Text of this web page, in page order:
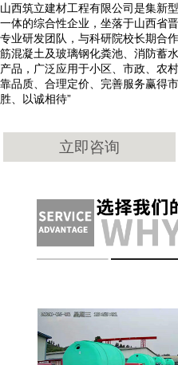
山西筑立建材工程有限公司是集新
一体的综合性企业，坐落于山西省
专业研发团队，与科研院校长期合
筋混凝土及玻璃钢化粪池、消防蓄
产品，广泛应用于小区、市政、农
靠品质、合理定价、完善服务赢得
胜、以诚相待”
立即咨询